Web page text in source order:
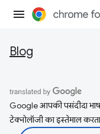
Blog
Google आपकी पसंदीदा
टेक्नोलॉजी का इस्तेमाल